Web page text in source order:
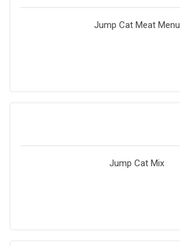
Jump Cat Meat Menu
Jump Cat Mix